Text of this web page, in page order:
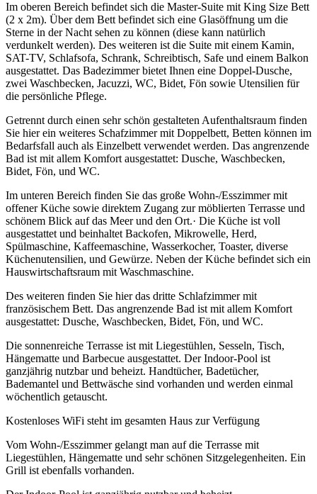
Im oberen Bereich befindet sich die Master-Suite mit King Size Bett
(2 x 2m). Über dem Bett befindet sich eine Glasöffnung um die
Sterne in der Nacht sehen zu können (diese kann natürlich
verdunkelt werden). Des weiteren ist die Suite mit einem Kamin,
SAT-TV, Schlafsofa, Schrank, Schreibtisch, Safe und einem Balkon
ausgestattet. Das Badezimmer bietet Ihnen eine Doppel-Dusche,
zwei Waschbecken, Jacuzzi, WC, Bidet, Fön sowie Utensilien für
die persönliche Pflege.
Getrennt durch einen sehr schön gestalteten Aufenthaltsraum finden
Sie hier ein weiteres Schafzimmer mit Doppelbett, Betten können im
Bedarfsfall auch als Einzelbett verwendet werden. Das angrenzende
Bad ist mit allem Komfort ausgestattet: Dusche, Waschbecken,
Bidet, Fön, und WC.
Im unteren Bereich finden Sie das große Wohn-/Esszimmer mit
offener Küche sowie direktem Zugang zur möblierten Terrasse und
schönem Blick auf das Meer und den Ort.· Die Küche ist voll
ausgestattet und beinhaltet Backofen, Mikrowelle, Herd,
Spülmaschine, Kaffeemaschine, Wasserkocher, Toaster, diverse
Küchenutensilien, und Gewürze. Neben der Küche befindet sich ein
Hauswirtschaftsraum mit Waschmaschine.
Des weiteren finden Sie hier das dritte Schlafzimmer mit
französischem Bett. Das angrenzende Bad ist mit allem Komfort
ausgestattet: Dusche, Waschbecken, Bidet, Fön, und WC.
Die sonnenreiche Terrasse ist mit Liegestühlen, Sesseln, Tisch,
Hängematte und Barbecue ausgestattet. Der Indoor-Pool ist
ganzjährig nutzbar und beheizt. Handtücher, Badetücher,
Bademantel und Bettwäsche sind vorhanden und werden einmal
wöchentlich getauscht.
Kostenloses WiFi steht im gesamten Haus zur Verfügung
Vom Wohn-/Esszimmer gelangt man auf die Terrasse mit
Liegestühlen, Hängematte und sehr schönen Sitzgelegenheiten. Ein
Grill ist ebenfalls vorhanden.